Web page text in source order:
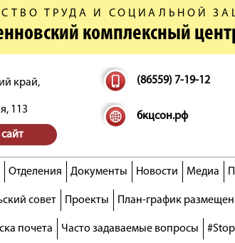
ТРУДА И СОЦИАЛЬНОЙ
комплексный
край,
113
(86559) 7-19-12
бкцсон.рф
Отделения Документы Новости Медиа
совет Проекты План-график
почета Часто задаваемые вопросы